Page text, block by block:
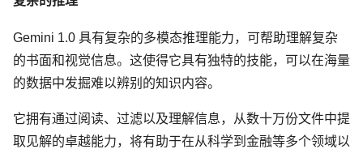
Gemini 1.0 具有复杂的多模态推理能力，可帮助理解复杂
的书面和视觉信息。这使得它具有独特的技能，可以在海量
的数据中发掘难以辨别的知识内容。
它拥有通过阅读、过滤以及理解信息，从数十万份文件中提
取见解的卓越能力，将有助于在从科学到金融等多个领域以